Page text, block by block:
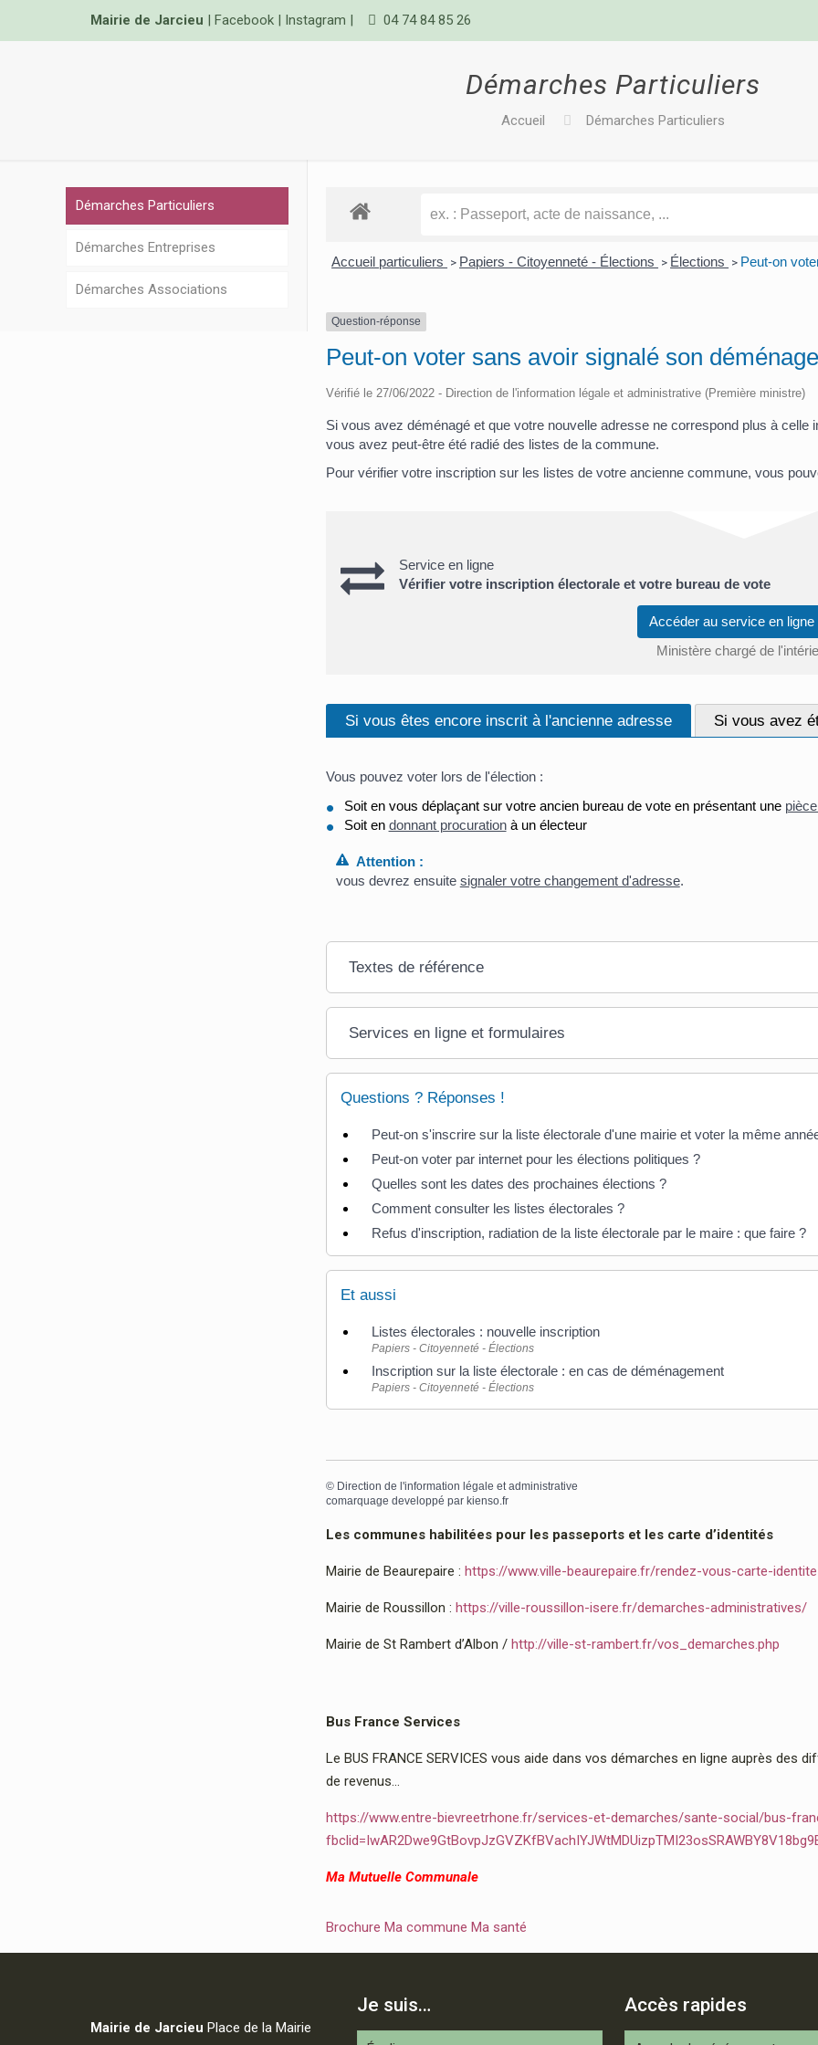
Mairie de Jarcieu | Facebook| Instagram | 04 74 84 85 26
Démarches Particuliers
Accueil Démarches Particuliers
Accueil particuliers > Papiers - Citoyenneté - Élections > Élections > Peut-on
Question-réponse
Peut-on voter sans avoir signalé son
Vérifié le 27/06/2022 - Direction de l'information légale et administrative (Première ministre)
Si vous avez déménagé et que votre nouvelle adresse ne correspond plus à
vous avez peut-être été radié des listes de la commune.
Pour vérifier votre inscription sur les listes de votre ancienne commune, vous
Service en ligne
Vérifier votre inscription électorale et votre bureau de vote
Accéder au service en
Ministère chargé de
Si vous êtes encore inscrit à l'ancienne adresse Si vous avez
Vous pouvez voter lors de l'élection :
Soit en vous déplaçant sur votre ancien bureau de vote en présentant une
Soit en donnant procurationà un électeur
Attention :
vous devrez ensuite signaler votre changement d'adresse.
Textes de référence
Services en ligne et formulaires
Questions ? Réponses !
Peut-on s'inscrire sur la liste électorale d'une mairie et voter la même
Peut-on voter par internet pour les élections politiques ?
Quelles sont les dates des prochaines élections ?
Comment consulter les listes électorales ?
Refus d'inscription, radiation de la liste électorale par le maire : que faire ?
Et aussi
Listes électorales : nouvelle inscription
Papiers - Citoyenneté - Élections
Inscription sur la liste électorale : en cas de déménagement
Papiers - Citoyenneté - Élections
© Direction de l'information légale et administrative
comarquage developpé par kienso.fr
Les communes habilitées pour les passeports et les carte d’identités
Mairie de Beaurepaire : https://www.ville-beaurepaire.fr/rendez-vous-carte-
Mairie de Roussillon : https://ville-roussillon-isere.fr/demarches-administratives/
Mairie de St Rambert d’Albon / http://ville-st-rambert.fr/vos_demarches.php
Bus France Services
Le BUS FRANCE SERVICES vous aide dans vos démarches en ligne auprès des
de revenus…
https://www.entre-bievreetrhone.fr/services-et-demarches/sante-social/bus-
Ma Mutuelle Communale
Brochure Ma commune Ma santé
Démarches Particuliers
Démarches Entreprises
Démarches Associations
Mairie de Jarcieu Place de la Mairie
Je suis… Accès rapides